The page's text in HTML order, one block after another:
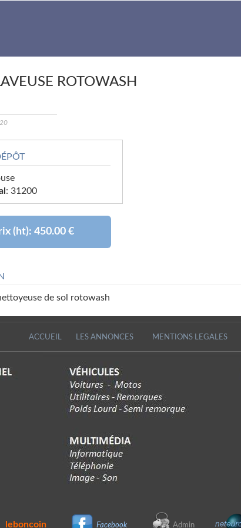
ROTOWASH
: 31200
(ht): 450.00 €
de sol rotowash
ACCUEIL LES ANNONCES MENTIONS LEGALES
leboncoin Facebook Admin